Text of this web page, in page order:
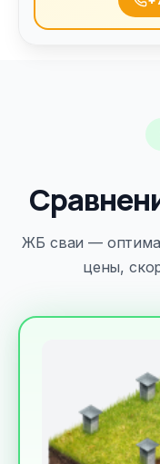
ЖБ сваи —
цены,